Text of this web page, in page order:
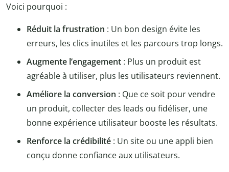
Voici pourquoi :
Réduit la frustration : Un bon design évite les
erreurs, les clics inutiles et les parcours trop longs.
Augmente l’engagement : Plus un produit est
agréable à utiliser, plus les utilisateurs reviennent.
Améliore la conversion : Que ce soit pour vendre
un produit, collecter des leads ou fidéliser, une
bonne expérience utilisateur booste les résultats.
Renforce la crédibilité : Un site ou une appli bien
conçu donne confiance aux utilisateurs.